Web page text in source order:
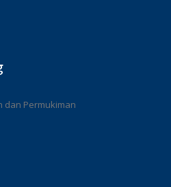
dan Permukiman